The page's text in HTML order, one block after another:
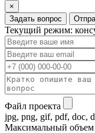
×
Задать вопрос
Текущий режим:
Файл проекта
jpg, png, gif, pdf, doc,
Максимальный